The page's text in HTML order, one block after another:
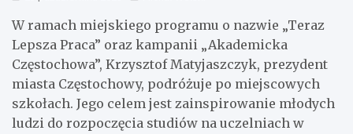
W ramach miejskiego programu o nazwie „Teraz
Lepsza Praca” oraz kampanii „Akademicka
Częstochowa”, Krzysztof Matyjaszczyk, prezydent
miasta Częstochowy, podróżuje po miejscowych
szkołach. Jego celem jest zainspirowanie młodych
ludzi do rozpoczęcia studiów na uczelniach w